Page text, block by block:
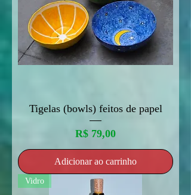
Tigelas (bowls) feitos de papel
Preço
R$ 79,00
Adicionar ao carrinho
Vidro